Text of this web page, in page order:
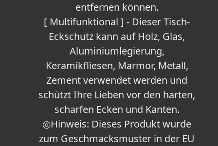
entfernen können.
[ Multifunktional ] - Dieser Tisch-
Eckschutz kann auf Holz, Glas,
Aluminiumlegierung,
Keramikfliesen, Marmor, Metall,
Zement verwendet werden und
schützt Ihre Lieben vor den harten,
scharfen Ecken und Kanten.
◎Hinweis: Dieses Produkt wurde
zum Geschmacksmuster in der EU